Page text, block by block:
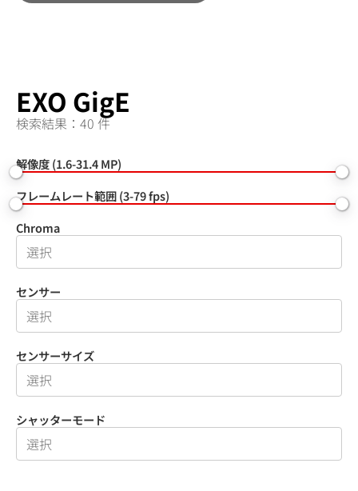
EXO GigE
検索結果：40 件
解像度 (1.6-31.4 MP)
フレームレート範囲 (3-79 fps)
Chroma
センサー
センサーサイズ
シャッターモード